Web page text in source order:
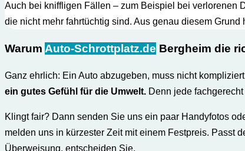
Auch bei kniffligen Fällen – zum Beispiel bei verlorenen
die nicht mehr fahrtüchtig sind. Aus genau diesem
Warum Auto-Schrottplatz.de Bergheim die
Ganz ehrlich: Ein Auto abzugeben, muss nicht
ein gutes Gefühl für die Umwelt. Denn jede
Klingt fair? Dann senden Sie uns ein paar Handyfotos
melden uns in kürzester Zeit mit einem Festpreis. Passt
Überweisung, entscheiden Sie.